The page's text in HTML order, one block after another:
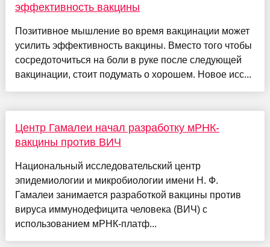
эффективность вакцины
Позитивное мышление во время вакцинации может
усилить эффективность вакцины. Вместо того чтобы
сосредоточиться на боли в руке после следующей
вакцинации, стоит подумать о хорошем. Новое исс...
Центр Гамалеи начал разработку мРНК-
вакцины против ВИЧ
Национальный исследовательский центр
эпидемиологии и микробиологии имени Н. Ф.
Гамалеи занимается разработкой вакцины против
вируса иммунодефицита человека (ВИЧ) с
использованием мРНК-платф...